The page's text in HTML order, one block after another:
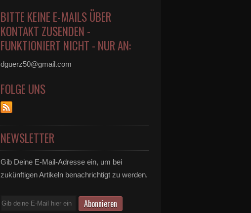
BITTE KEINE E-MAILS ÜBER
KONTAKT ZUSENDEN -
FUNKTIONIERT NICHT - NUR AN:
dguerz50@gmail.com
FOLGE UNS
NEWSLETTER
Gib Deine E-Mail-Adresse ein, um bei
zukünftigen Artikeln benachrichtigt zu werden.
E-